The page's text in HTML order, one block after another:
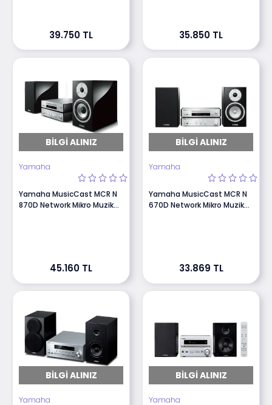
39.750 TL 35.850 TL
BILGI ALINIZ
Yamaha
Yamaha MusicCast MCR N
870D Network Mikro Muzik
45.160 TL
BILGI ALINIZ
Yamaha
Yamaha MusicCast MCR N
670D Network Mikro Muzik
33.869 TL
BILGI ALINIZ
Yamaha
BILGI ALINIZ
Yamaha